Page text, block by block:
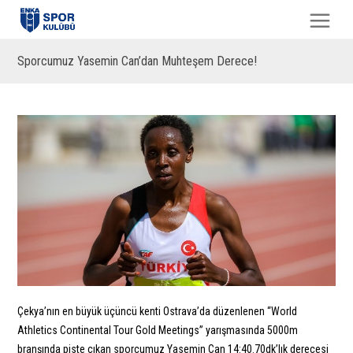
Sporcumuz Yasemin Can’dan Muhteşem Derece!
Çekya’nın en büyük üçüncü kenti Ostrava’da düzenlenen “World
Athletics Continental Tour Gold Meetings” yarışmasında 5000m
branşında piste çıkan sporcumuz Yasemin Can 14:40.70dk’lık derecesi